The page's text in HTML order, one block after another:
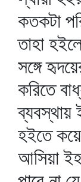
কতকটা
তাহা
সঙ্গে
করিতে
ব্যবস্থায়
হইতে
আসিয়া